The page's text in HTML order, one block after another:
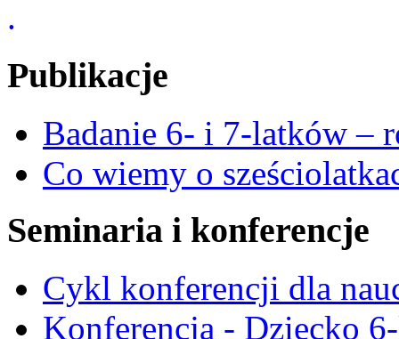
.
Publikacje
Badanie 6- i 7-latków –
Co wiemy o
Seminaria i konferencje
Cykl konferencji dla
Konferencja - Dziecko